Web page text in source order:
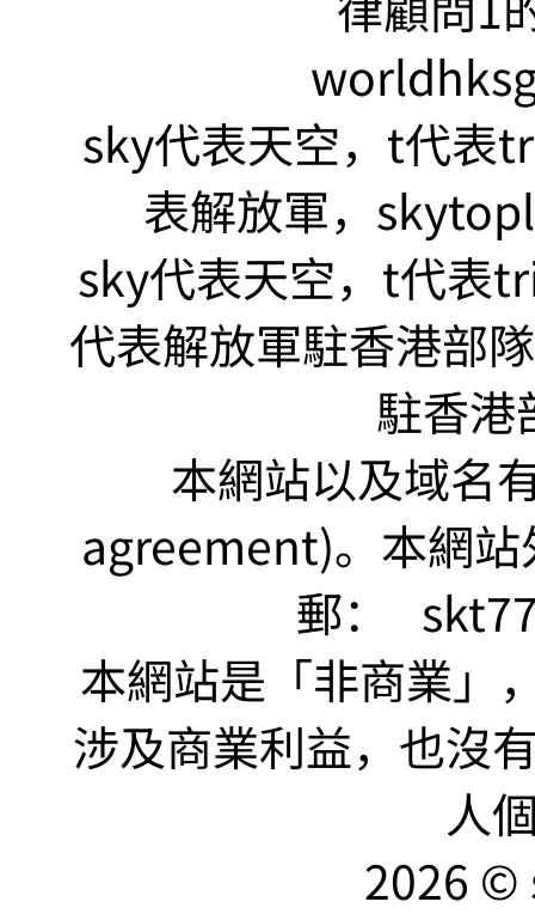
sky代表天空，t代表
表解放軍，
sky代表天空，t代表
代表解放軍駐香港部
駐香港
本網站以及域名
agreement)。本網
郵：
本網站是「非商業
涉及商業利益，也沒
人
2026 ©